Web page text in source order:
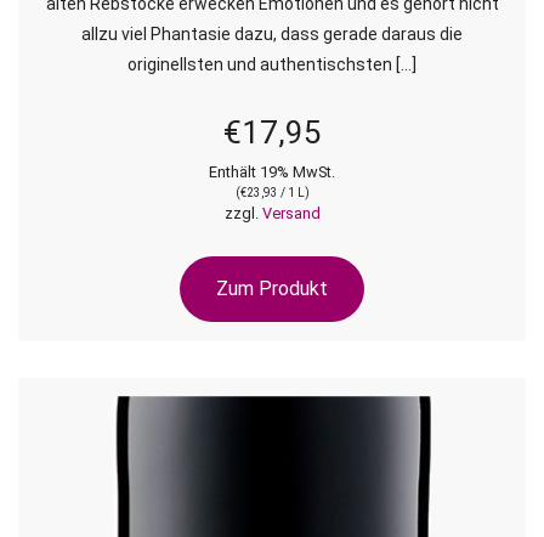
allzu viel Phantasie dazu, dass gerade daraus die
originellsten und authentischsten […]
€17,95
Enthält 19% MwSt.
(€23,93 / 1 L)
zzgl. Versand
Zum Produkt